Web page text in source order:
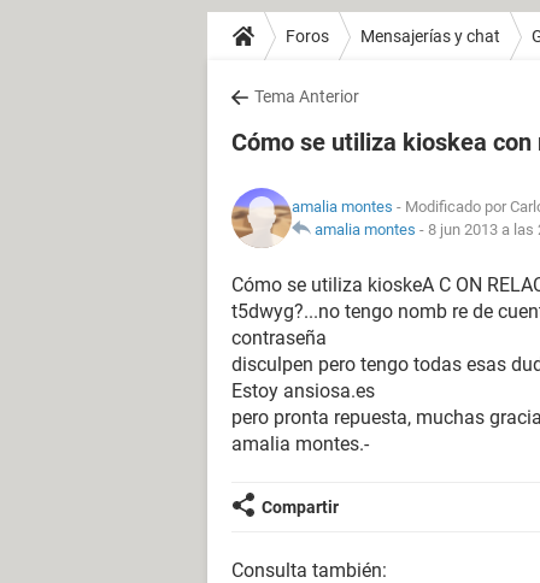
Foros Mensajerías y chat
Tema Anterior
Cómo se utiliza kioskea con
amalia montes - Modificado por
amalia montes - 8 jun 2013 a las
Cómo se utiliza kioskeA C ON
t5dwyg?...no tengo nomb re de
contraseña
disculpen pero tengo todas esas
Estoy ansiosa.es
pero pronta repuesta, muchas
amalia montes.-
Compartir
Consulta también: